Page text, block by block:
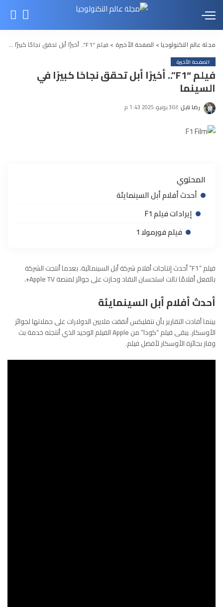
مجلة عالم التكنولوجيا> الصفحة الأخيرة > فيلم “F1”.. أخيرًا أبل تحقق نجاحًا كبيرًا في السينما
الصفحة الأخيرة
فيلم “F1”.. أخيرًا أبل تحقق نجاحًا كبيرًا في
السينما
Posted
رضا نايل 30 يونيو، 2025 1:43 م
المحتوي
أحدث أفلام أبل السينمايئة
إيرادات فيلم F1
فيلم فورمولا 1
فيلم “F1” أحدث إنتاجات أفلام شركة أبل السينمائية. بعدما أنتجت الشركة
بالفعل أفلامًا نالت استحسان النقاد وحازت على جوائز لمنصة Apple TV+.
أحدث أفلام أبل السينمايئة
بينما أفادت التقارير بأننتفليكسأنفقت ملايين الدولارات على حملاتها لجوائز
الأوسكار
. يبقى فيلم “كودا” من Apple الفيلم الوحيد الذي أنتجته خدمة بث
وفاز بجائزة الأوسكار لأفضل فيلم.